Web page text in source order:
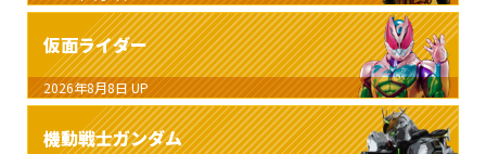
仮面ライダー
2026年8月8日 UP
機動戦士ガンダム